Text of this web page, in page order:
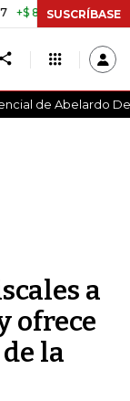
+2,19% TASA
SUSCRÍBASE
de Abelardo
a
ofrece
la